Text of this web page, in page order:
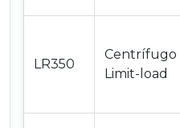
LR350
Centrífugo
Limit-load